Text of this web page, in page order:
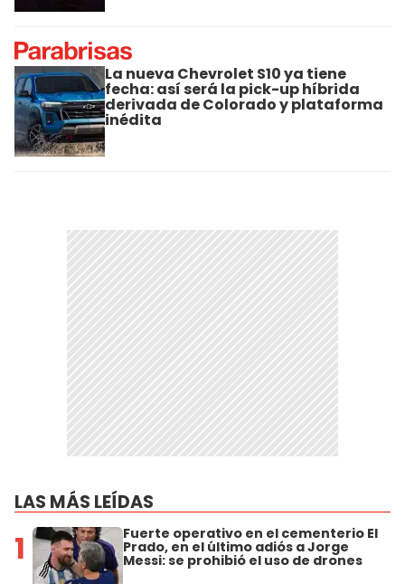
La nueva Chevrolet S10 ya tiene
fecha: así será la pick-up híbrida
derivada de Colorado y plataforma
inédita
LAS MÁS LEÍDAS
1 Fuerte operativo en el cementerio El
Prado, en el último adiós a Jorge
Messi: se prohibió el uso de drones